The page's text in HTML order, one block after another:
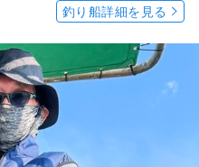
釣り船詳細を見る